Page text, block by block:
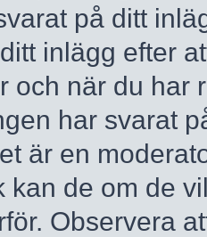
på ditt
inlägg efter
och när du har
har svarat
är en
kan de om de
Observera